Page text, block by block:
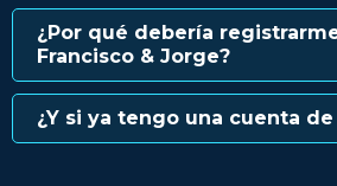
¿Por qué debería
Francisco & Jorge?
¿Y si ya tengo una cuenta